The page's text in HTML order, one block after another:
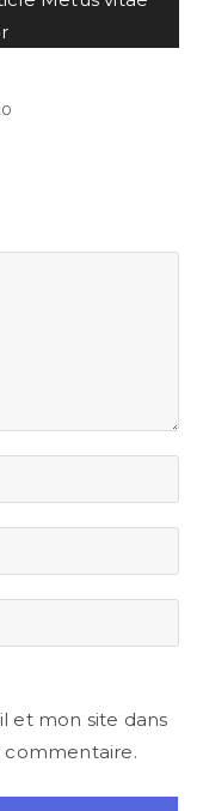
et mon site dans
commentaire.